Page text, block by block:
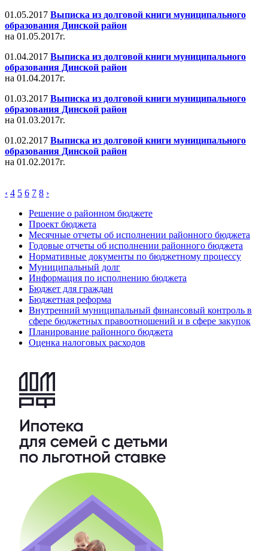
01.05.2017 Выписка из долговой книги муниципального
образования Динской район
на 01.05.2017г.
01.04.2017 Выписка из долговой книги муниципального
образования Динской район
на 01.04.2017г.
01.03.2017 Выписка из долговой книги муниципального
образования Динской район
на 01.03.2017г.
01.02.2017 Выписка из долговой книги муниципального
образования Динской район
на 01.02.2017г.
‹ 4 5 6 7 8 ›
Решение о районном бюджете
Проект бюджета
Месячные отчеты об исполнении районного бюджета
Годовые отчеты об исполнении районного бюджета
Нормативные документы по бюджетному процессу
Муниципальный долг
Информация по исполнению бюджета
Бюджет для граждан
Бюджетная реформа
Внутренний муниципальный финансовый контроль в
сфере бюджетных правоотношений и в сфере закупок
Планирование районного бюджета
Оценка налоговых расходов